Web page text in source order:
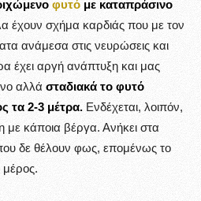
φυτό με καταπράσινο
έχουν σχήμα καρδιάς που με τον
ανάμεσα στις νευρώσεις και
έχει αργή ανάπτυξη και μας
αλλά σταδιακά το φυτό
τα 2-3 μέτρα. Ενδέχεται, λοιπόν,
με κάποια βέργα. Ανήκει στα
δε θέλουν φως, επομένως το
μέρος.